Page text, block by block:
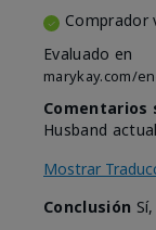
Comprador
Evaluado en
marykay.com/
Comentarios
Husband
Mostrar
Conclusión